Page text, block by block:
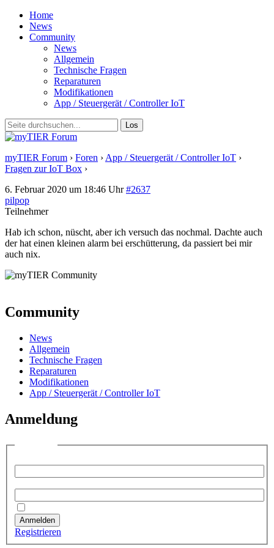
Home
News
Community
News
Allgemein
Technische Fragen
Reparaturen
Modifikationen
App / Steuergerät / Controller IoT
myTIER Forum › Foren › App / Steuergerät / Controller IoT ›
Fragen zur IoT Box ›
6. Februar 2020 um 18:46 Uhr #2637
pilpop
Teilnehmer
Hab ich schon, nüscht, aber ich versuch das nochmal. Dachte auch
der hat einen kleinen alarm bei erschütterung, da passiert bei mir
auch nix.
Community
News
Allgemein
Technische Fragen
Reparaturen
Modifikationen
App / Steuergerät / Controller IoT
Anmeldung
Anmelden
Registrieren